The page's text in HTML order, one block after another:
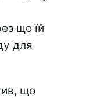
що їй
для
що